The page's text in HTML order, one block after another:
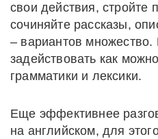
свои действия, стройте
сочиняйте рассказы,
– вариантов множество.
задействовать как
грамматики и лексики.
Еще эффективнее
на английском, для